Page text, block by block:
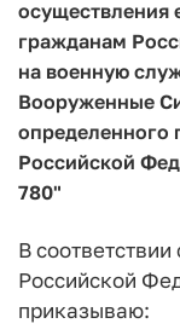
осуществления
гражданам
на военную
Вооруженные
определенного
Российской
780"
В
Российской
приказываю: